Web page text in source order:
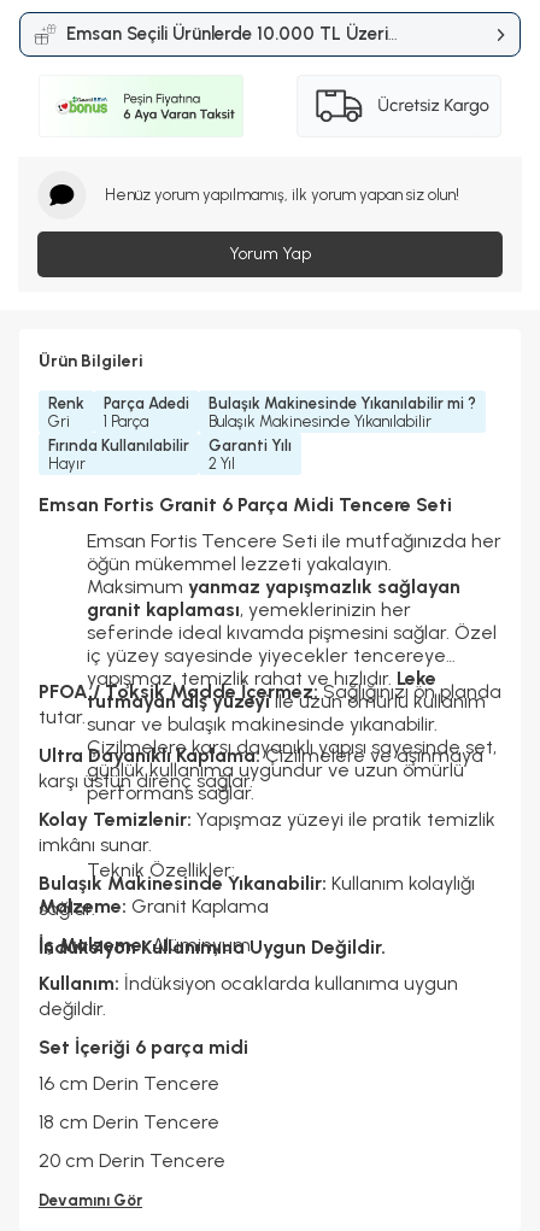
Emsan Seçili Ürünlerde 10.000 TL Üzeri
Alışverişlerde 1.500 TL İndirimKampanyası
Henüz yorum yapılmamış, ilk yorum yapan siz olun!
Yorum Yap
Ürün Bilgileri
Renk
Gri
Parça Adedi
1 Parça
Bulaşık Makinesinde Yıkanılabilir mi ?
Bulaşık Makinesinde Yıkanılabilir
Fırında Kullanılabilir
Hayır
Garanti Yılı
2 Yıl
Emsan Fortis Granit 6 Parça Midi Tencere Seti
Emsan Fortis Tencere Seti ile mutfağınızda her
öğün mükemmel lezzeti yakalayın.
Maksimum yanmaz yapışmazlık sağlayan
granit kaplaması, yemeklerinizin her
seferinde ideal kıvamda pişmesini sağlar. Özel
iç yüzey sayesinde yiyecekler tencereye
yapışmaz, temizlik rahat ve hızlıdır. Leke
tutmayan dış yüzeyiile uzun ömürlü kullanım
sunar ve bulaşık makinesinde yıkanabilir.
Çizilmelere karşı dayanıklı yapısı sayesinde set,
günlük kullanıma uygundur ve uzun ömürlü
performans sağlar.
PFOA / Toksik Madde İçermez:Sağlığınızı ön planda
tutar.
Ultra Dayanıklı Kaplama:Çizilmelere ve aşınmaya
karşı üstün direnç sağlar.
Kolay Temizlenir: Yapışmaz yüzeyi ile pratik temizlik
imkânı sunar.
Bulaşık Makinesinde Yıkanabilir: Kullanım kolaylığı
sağlar.
İndüksiyon Kullanımına Uygun Değildir.
Teknik Özellikler:
Malzeme: Granit Kaplama
İç Malzeme:Alüminyum
Kullanım: İndüksiyon ocaklarda kullanıma uygun
değildir.
Set İçeriği 6 parça midi
16 cm Derin Tencere
18 cm Derin Tencere
20 cm Derin Tencere
Devamını Gör